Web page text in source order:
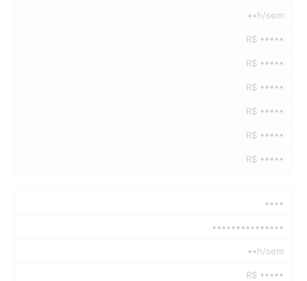
••h/sem
R$ •••••
R$ •••••
R$ •••••
R$ •••••
R$ •••••
R$ •••••
••••
•••••••••••••••
••h/sem
R$ •••••